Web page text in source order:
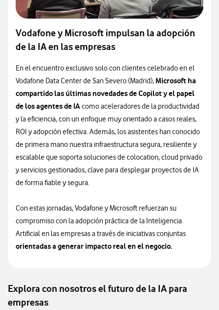
Vodafone y Microsoft impulsan la adopción
de la IA en las empresas
En el encuentro exclusivo solo con clientes celebrado en el
Vodafone Data Center de San Severo (Madrid), Microsoft ha
compartido las últimas novedades de Copilot y el papel
de los agentes de IAcomo aceleradores de la productividad
y la eficiencia, con un enfoque muy orientado a casos reales,
ROI y adopción efectiva. Además, los asistentes han conocido
de primera mano nuestra infraestructura segura, resiliente y
escalable que soporta soluciones de colocation, cloud privado
y servicios gestionados, clave para desplegar proyectos de IA
de forma fiable y segura.
Con estas jornadas, Vodafone y Microsoft refuerzan su
compromiso con la adopción práctica de la Inteligencia
Artificial en las empresas a través de iniciativas conjuntas
orientadas a generar impacto real en el negocio.
Explora con nosotros el futuro de la IA para
empresas